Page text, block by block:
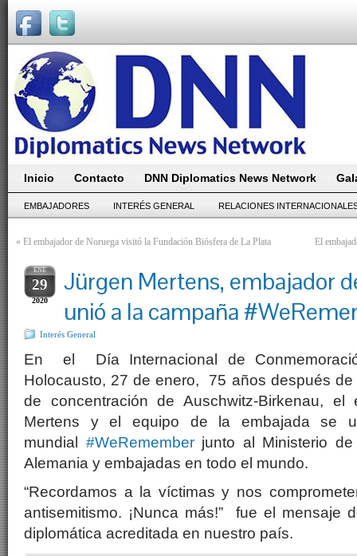
Inicio Contacto DNN Diplomatics News Network
EMBAJADORES INTERÉS GENERAL RELACIONES
« El embajador de Noruega visitó la Fundación Biósfera de La Plata El
ENE
29
2020
Jürgen Mertens, embajador
unió a la campaña
Interés General
En el Día Internacional de
Holocausto, 27 de enero, 75 años después
de concentración de Auschwitz-Birkenau,
Mertens y el equipo de la embajada se
mundial #WeRememberjunto al Ministerio de
Alemania y embajadas en todo el mundo.
“Recordamos a la víctimas y nos
antisemitismo. ¡Nunca más!” fue el mensaje
diplomática acreditada en nuestro país.